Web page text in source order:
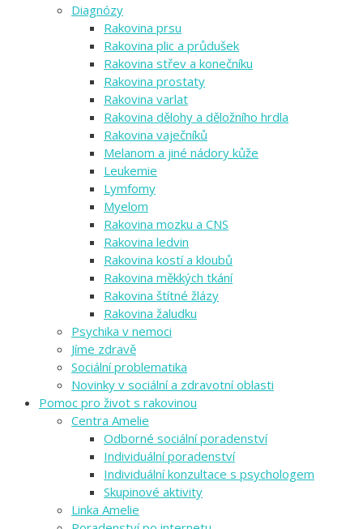
Diagnózy
Rakovina prsu
Rakovina plic a průdušek
Rakovina střev a konečníku
Rakovina prostaty
Rakovina varlat
Rakovina dělohy a děložního hrdla
Rakovina vaječníků
Melanom a jiné nádory kůže
Leukemie
Lymfomy
Myelom
Rakovina mozku a CNS
Rakovina ledvin
Rakovina kostí a kloubů
Rakovina měkkých tkání
Rakovina štítné žlázy
Rakovina žaludku
Psychika v nemoci
Jíme zdravě
Sociální problematika
Novinky v sociální a zdravotní oblasti
Pomoc pro život s rakovinou
Centra Amelie
Odborné sociální poradenství
Individuální poradenství
Individuální konzultace s psychologem
Skupinové aktivity
Linka Amelie